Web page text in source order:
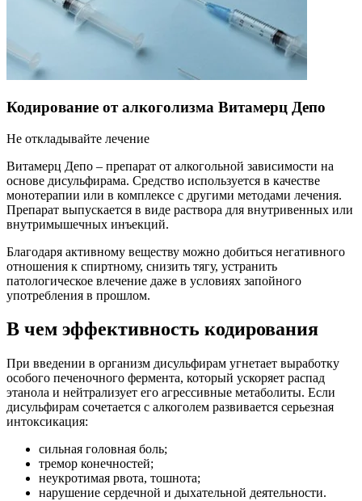
Кодирование от алкоголизма Витамерц Депо
Не откладывайте лечение
Витамерц Депо – препарат от алкогольной зависимости на
основе дисульфирама. Средство используется в качестве
монотерапии или в комплексе с другими методами лечения.
Препарат выпускается в виде раствора для внутривенных или
внутримышечных инъекций.
Благодаря активному веществу можно добиться негативного
отношения к спиртному, снизить тягу, устранить
патологическое влечение даже в условиях запойного
употребления в прошлом.
В чем эффективность кодирования
При введении в организм дисульфирам угнетает выработку
особого печеночного фермента, который ускоряет распад
этанола и нейтрализует его агрессивные метаболиты. Если
дисульфирам сочетается с алкоголем развивается серьезная
интоксикация:
сильная головная боль;
тремор конечностей;
неукротимая рвота, тошнота;
нарушение сердечной и дыхательной деятельности.